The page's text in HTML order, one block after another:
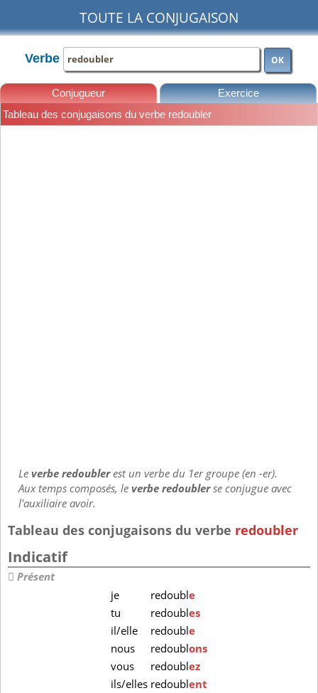
TOUTE LA CONJUGAISON
Verbe OK
Conjugueur Exercice
Tableau des conjugaisons du verbe redoubler
Leverbe redoublerest un verbe du 1er groupe (en -er).
Aux temps composés, leverbe redoublerse conjugue avec
l'auxiliaire avoir.
Tableau des conjugaisons du verbe redoubler
Indicatif
Présent
je
redouble
tu
redoubles
il/elle
redouble
nous
redoublons
vous
redoublez
ils/elles redoublent